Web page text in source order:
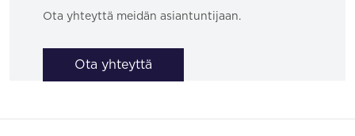
Ota yhteyttä meidän asiantuntijaan.
Ota yhteyttä